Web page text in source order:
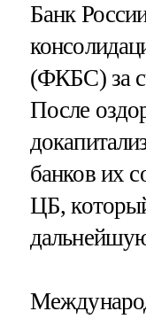
Банк
(ФКБС) за
После
банков их
ЦБ,